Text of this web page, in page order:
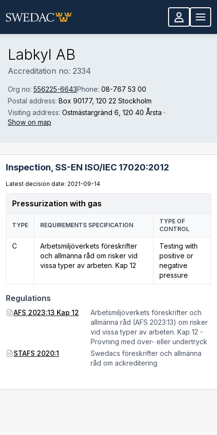
Labkyl AB
Accreditation no: 2334
Org no: 556225-6643Phone: 08-767 53 00
Postal address: Box 90177, 120 22 Stockholm
Visiting address: Ostmästargränd 6 , 120 40 Årsta ·
Show on map
Inspection, SS-EN ISO/IEC 17020:2012
Latest decision date: 2021-09-14
Pressurization with gas
TYPE REQUIREMENTS SPECIFICATION
TYPE OF
CONTROL
C
Arbetsmiljöverkets föreskrifter
och allmänna råd om risker vid
vissa typer av arbeten. Kap 12
Testing with
positive or
negative
pressure
Regulations
AFS 2023:13 Kap 12
Arbetsmiljöverkets föreskrifter och
allmänna råd (AFS 2023:13) om risker
vid vissa typer av arbeten. Kap 12 -
Provning med över- eller undertryck
STAFS 2020:1
Swedacs föreskrifter och allmänna
råd om ackreditering